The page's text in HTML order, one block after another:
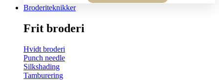
Broderiteknikker
Frit broderi
Hvidt broderi
Punch needle
Silkshading
Tamburering